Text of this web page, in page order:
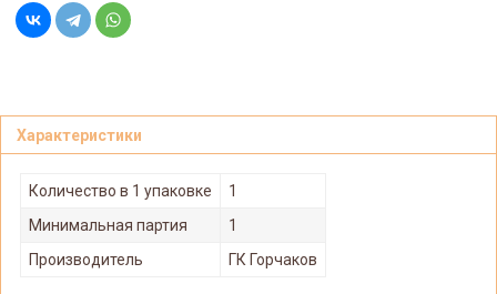
Характеристики
Количество в 1 упаковке
1
Минимальная партия
1
Производитель
ГК Горчаков